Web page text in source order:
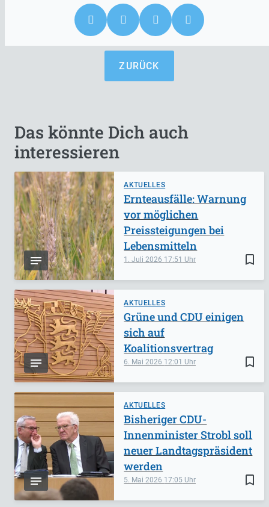
ZURÜCK
Das könnte Dich auch
interessieren
AKTUELLES
bookmark_border
1. Juli 2026 17:51
Ernteausfälle: Warnung
vor möglichen
Preissteigungen bei
Lebensmitteln
AKTUELLES
bookmark_border
6. Mai 2026 12:01
Grüne und CDU einigen
sich auf
Koalitionsvertrag
AKTUELLES
bookmark_border
5. Mai 2026 17:05
Bisheriger CDU-
Innenminister Strobl soll
neuer Landtagspräsident
werden